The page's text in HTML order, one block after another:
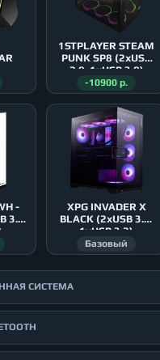
1STPLAYER STEAM
PUNK SP8 (2xUSB
2.0, 1xUSB 3.0)
-10900 р.
-
3.0,
XPG INVADER X
BLACK (2xUSB 3.0,
1xUSB 3.2)
Базовый
СИСТЕМА